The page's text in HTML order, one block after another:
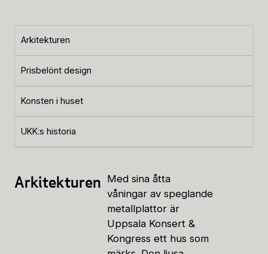
Arkitekturen
Prisbelönt design
Konsten i huset
UKK:s historia
Arkitekturen Med sina åtta
våningar av speglande
metallplattor är
Uppsala Konsert &
Kongress ett hus som